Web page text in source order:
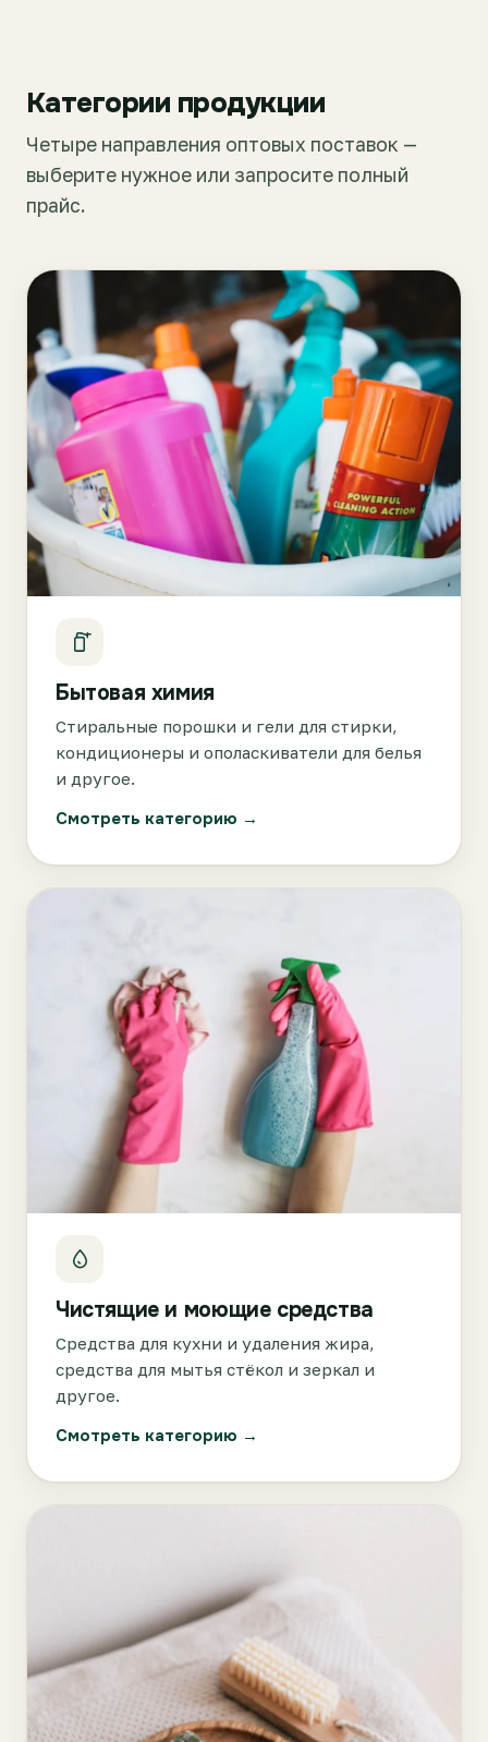
Категории продукции
Четыре направления оптовых поставок —
выберите нужное или запросите полный
прайс.
Бытовая химия
Стиральные порошки и гели для стирки,
кондиционеры и ополаскиватели для белья
и другое.
Смотреть категорию →
Чистящие и моющие средства
Средства для кухни и удаления жира,
средства для мытья стёкол и зеркал и
другое.
Смотреть категорию →